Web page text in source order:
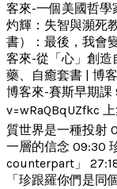
客來-一個美國哲學
灼輝：失智與瀕死
書）：最後，我會
客來-從「心」創造
藥、自癒套書 | 博
博客來-賽斯早期
v=wRaQBqUZfkc
質世界是一種投射
一層的信念 09:30
counterpart」
「珍跟羅你們是同